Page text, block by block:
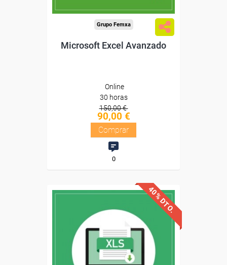
Grupo Femxa
Microsoft Excel Avanzado
Online
30 horas
150,00 €
90,00 €
Comprar
0
40% DTO.
Descuentos especiales
Sin requisitos de acceso